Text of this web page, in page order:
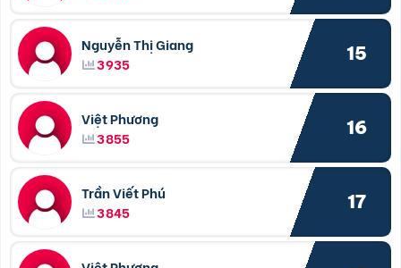
Nguyễn Thị Giang
3935
15
Việt Phương
3855
16
Trần Viết Phú
3845
17